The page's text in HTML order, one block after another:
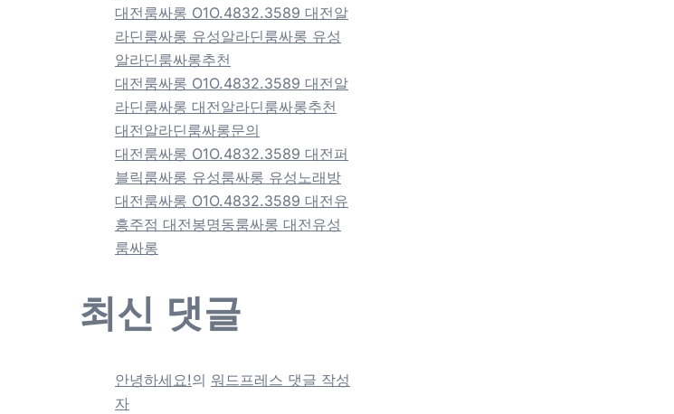
대전룸싸롱 O1O.4832.3589 대전알
라딘룸싸롱 유성알라딘룸싸롱 유성
알라딘룸싸롱추천
대전룸싸롱 O1O.4832.3589 대전알
라딘룸싸롱 대전알라딘룸싸롱추천
대전알라딘룸싸롱문의
대전룸싸롱 O1O.4832.3589 대전퍼
블릭룸싸롱 유성룸싸롱 유성노래방
대전룸싸롱 O1O.4832.3589 대전유
흥주점 대전봉명동룸싸롱 대전유성
룸싸롱
최신 댓글
안녕하세요!의 워드프레스 댓글 작성
자